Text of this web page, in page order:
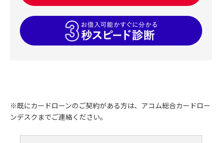
※既にカードローンのご契約がある方は、アコム総合カードロー
ンデスクまでご連絡ください。